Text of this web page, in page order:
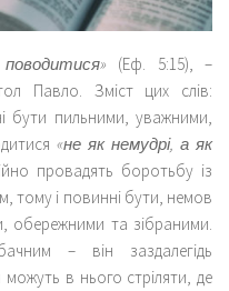
(Еф. 5:15), –
Павло. Зміст цих слів:
бути пильними, уважними,
«не як немудрі, а як
провадять боротьбу із
тому і повинні бути, немов
обережними та зібраними.
– він заздалегідь
можуть в нього стріляти, де